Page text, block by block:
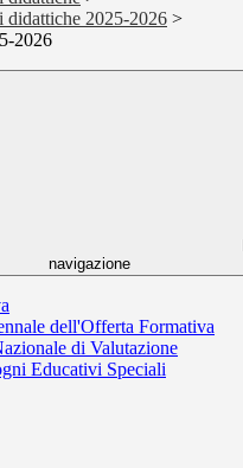
didattiche 2025-2026 >
2026
navigazione
dell'Offerta Formativa
di Valutazione
Educativi Speciali